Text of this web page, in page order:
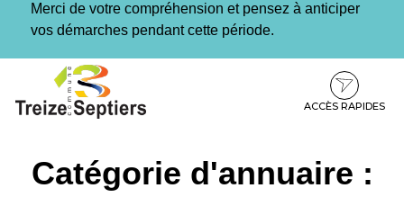
Merci de votre compréhension et pensez à anticiper
vos démarches pendant cette période.
contenu
pied
ACCÈS RAPIDES
Catégorie d'annuaire :